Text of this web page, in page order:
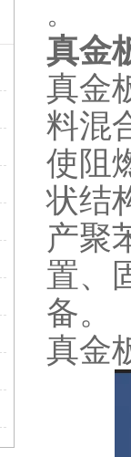
。
真金
真金
料混
使阻
状结
产聚
置、
备。
真金